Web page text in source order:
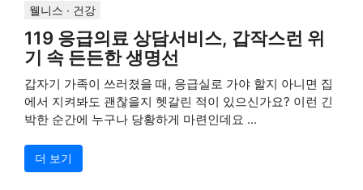
웰니스 · 건강
119 응급의료 상담서비스, 갑작스런 위
기 속 든든한 생명선
갑자기 가족이 쓰러졌을 때, 응급실로 가야 할지 아니면 집
에서 지켜봐도 괜찮을지 헷갈린 적이 있으신가요? 이런 긴
박한 순간에 누구나 당황하게 마련인데요 ...
더 보기